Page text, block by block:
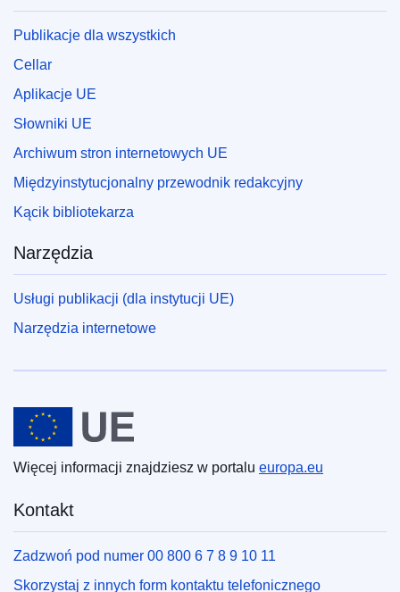
Publikacje dla wszystkich
Cellar
Aplikacje UE
Słowniki UE
Archiwum stron internetowych UE
Międzyinstytucjonalny przewodnik redakcyjny
Kącik bibliotekarza
Narzędzia
Usługi publikacji (dla instytucji UE)
Narzędzia internetowe
Unia Europejska
Więcej informacji znajdziesz w portalu europa.eu
Kontakt
Zadzwoń pod numer 00 800 6 7 8 9 10 11
Skorzystaj z innych form kontaktu telefonicznego